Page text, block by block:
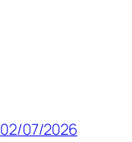
02/07/2026